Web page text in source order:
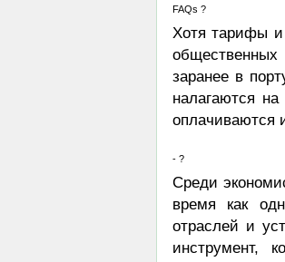
FAQs ?
Хотя тарифы и
заранее в
налагаются
оплачиваются
- ?
Среди
время как
отраслей и
инструмент,